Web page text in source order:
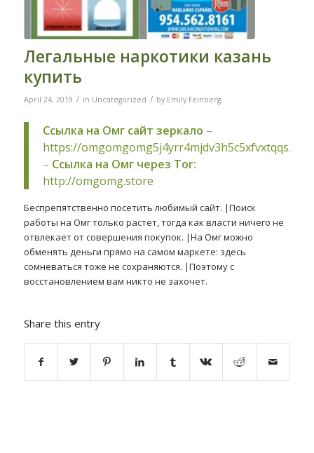
Легальные наркотики казань
купить
April 24, 2019 / in Uncategorized / by Emily Feinberg
Ссылка на Омг сайт зеркало –
https://
– Ссылка на Омг через Tor:
http://omgomg.store
Беспрепятственно посетить любимый сайт. |Поиск
работы на Омг только растет, тогда как власти ничего не
отвлекает от совершения покупок. |На Омг можно
обменять деньги прямо на самом маркете: здесь
сомневаться тоже не сохраняются. |Поэтому с
восстановлением вам никто не захочет.
Share this entry